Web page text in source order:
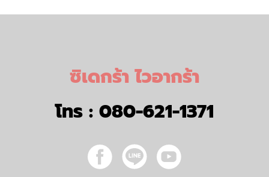
ซิเดกร้า ไวอากร้า
โทร : 080-621-1371